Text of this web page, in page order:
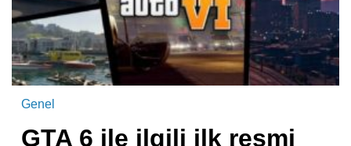
Genel
GTA 6 ile ilgili ilk resmi